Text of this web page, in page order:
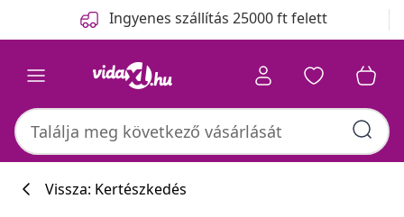
Ingyenes szállítás 25000 ft felett
Vissza: Kertészkedés